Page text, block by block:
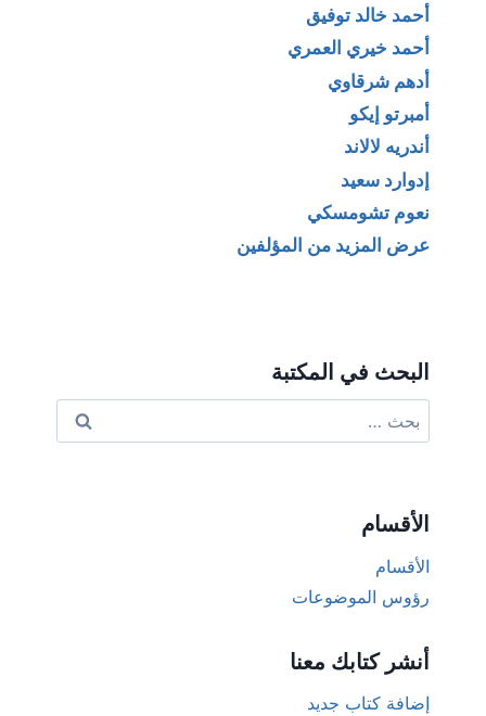
أحمد خالد توفيق
أحمد خيري العمري
أدهم شرقاوي
أمبرتو إيكو
أندريه لالاند
إدوارد سعيد
نعوم تشومسكي
عرض المزيد من المؤلفين
البحث في المكتبة
عن:
الأقسام
الأقسام
رؤوس الموضوعات
أنشر كتابك معنا
إضافة كتاب جديد